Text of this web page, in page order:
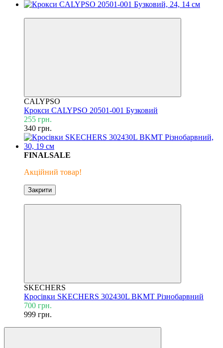
CALYPSO
Крокси CALYPSO 20501-001 Бузковий
255 грн.
340 грн.
FINALSALE
Акційний товар!
Закрити
SKECHERS
Кросівки SKECHERS 302430L BKMT Різнобарвний
700 грн.
999 грн.